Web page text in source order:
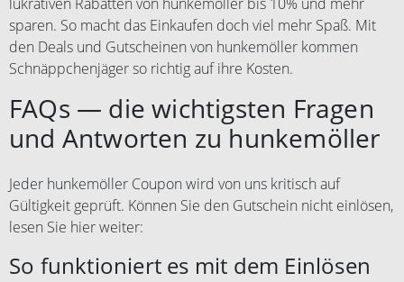
sparen. So macht das Einkaufen doch viel mehr Spaß. Mit
den Deals und Gutscheinen von hunkemöller kommen
Schnäppchenjäger so richtig auf ihre Kosten.
FAQs — die wichtigsten Fragen
und Antworten zu hunkemöller
Jeder hunkemöller Coupon wird von uns kritisch auf
Gültigkeit geprüft. Können Sie den Gutschein nicht einlösen,
lesen Sie hier weiter:
So funktioniert es mit dem Einlösen